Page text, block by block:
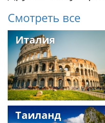
Смотреть все
Италия
Таиланд